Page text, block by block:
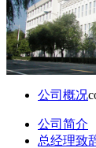
公司概况
公司简介
总经理致